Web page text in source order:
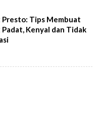
Tips Membuat
Kenyal dan Tidak